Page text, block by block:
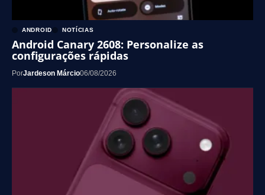
ANDROID NOTÍCIAS
Android Canary 2608: Personalize as
configurações rápidas
PorJardeson Márcio06/08/2026